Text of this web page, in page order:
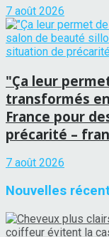
7 août 2026
"Ça leur
transformés
France pour
précarité –
7 août 2026
Nouvelles